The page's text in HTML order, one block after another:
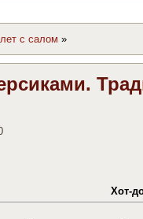
с салом »
Хот-